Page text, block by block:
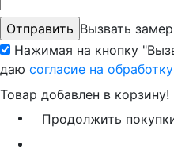
Вызвать
Нажимая на кнопку
даю согласие на
Товар добавлен в корзину!
Продолжить